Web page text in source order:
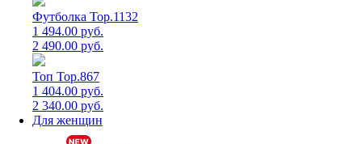
Футболка Top.1132
1 494.00 руб.
2 490.00 руб.
Топ Top.867
1 404.00 руб.
2 340.00 руб.
Для женщин